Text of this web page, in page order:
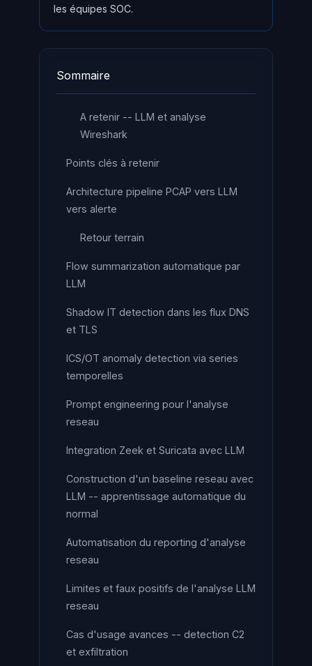
les équipes SOC.
Sommaire
A retenir -- LLM et analyse
Wireshark
Points clés à retenir
Architecture pipeline PCAP vers LLM
vers alerte
Retour terrain
Flow summarization automatique par
LLM
Shadow IT detection dans les flux DNS
et TLS
ICS/OT anomaly detection via series
temporelles
Prompt engineering pour l'analyse
reseau
Integration Zeek et Suricata avec LLM
Construction d'un baseline reseau avec
LLM -- apprentissage automatique du
normal
Automatisation du reporting d'analyse
reseau
Limites et faux positifs de l'analyse LLM
reseau
Cas d'usage avances -- detection C2
et exfiltration